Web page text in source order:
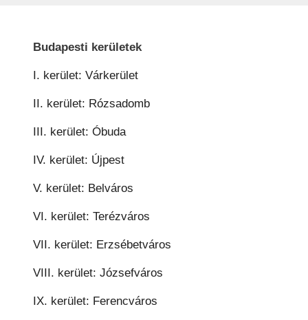
Budapesti kerületek
I. kerület: Várkerület
II. kerület: Rózsadomb
III. kerület: Óbuda
IV. kerület: Újpest
V. kerület: Belváros
VI. kerület: Terézváros
VII. kerület: Erzsébetváros
VIII. kerület: Józsefváros
IX. kerület: Ferencváros